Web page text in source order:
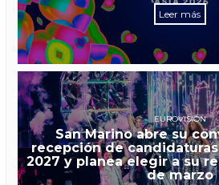
Leer más
EUROVISIÓN
San Marino abre su
recepción de
2027 y planea elegir a su
de marzo